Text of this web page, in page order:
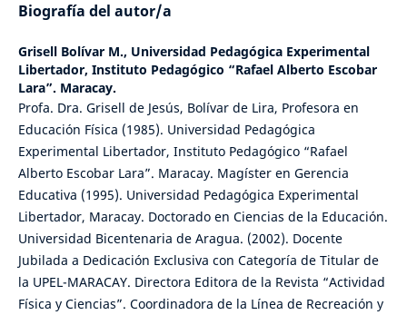
Biografía del autor/a
Grisell Bolívar M., Universidad Pedagógica Experimental
Libertador, Instituto Pedagógico “Rafael Alberto Escobar
Lara”. Maracay.
Profa. Dra. Grisell de Jesús, Bolívar de Lira, Profesora en
Educación Física (1985). Universidad Pedagógica
Experimental Libertador, Instituto Pedagógico “Rafael
Alberto Escobar Lara”. Maracay. Magíster en Gerencia
Educativa (1995). Universidad Pedagógica Experimental
Libertador, Maracay. Doctorado en Ciencias de la Educación.
Universidad Bicentenaria de Aragua. (2002). Docente
Jubilada a Dedicación Exclusiva con Categoría de Titular de
la UPEL-MARACAY. Directora Editora de la Revista “Actividad
Física y Ciencias”. Coordinadora de la Línea de Recreación y